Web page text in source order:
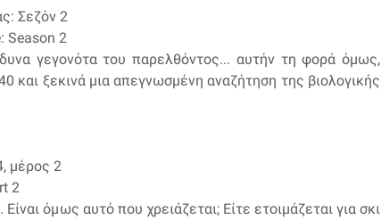
Σεζόν 2
Season 2
γεγονότα του παρελθόντος... αυτήν τη φορά όμως,
και ξεκινά μια απεγνωσμένη αναζήτηση της βιολογικής
μέρος 2
2
όμως αυτό που χρειάζεται; Είτε ετοιμάζεται για σκι